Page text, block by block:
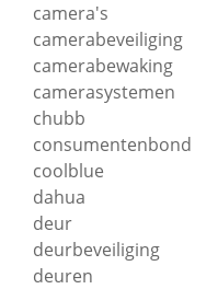
camera's
camerabeveiliging
camerabewaking
camerasystemen
chubb
consumentenbond
coolblue
dahua
deur
deurbeveiliging
deuren